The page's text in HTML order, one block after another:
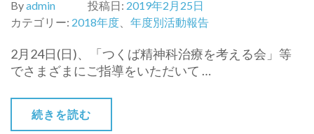
Byadmin 投稿日: 2019年2月25日
カテゴリー: 2018年度 年度別活動報告
2月24日(日)、「つくば精神科治療を考える会」等
でさまざまにご指導をいただいて …
続きを読む